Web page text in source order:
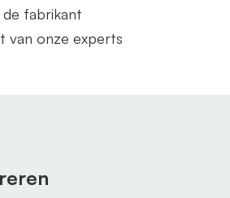
fabrikant
van onze experts